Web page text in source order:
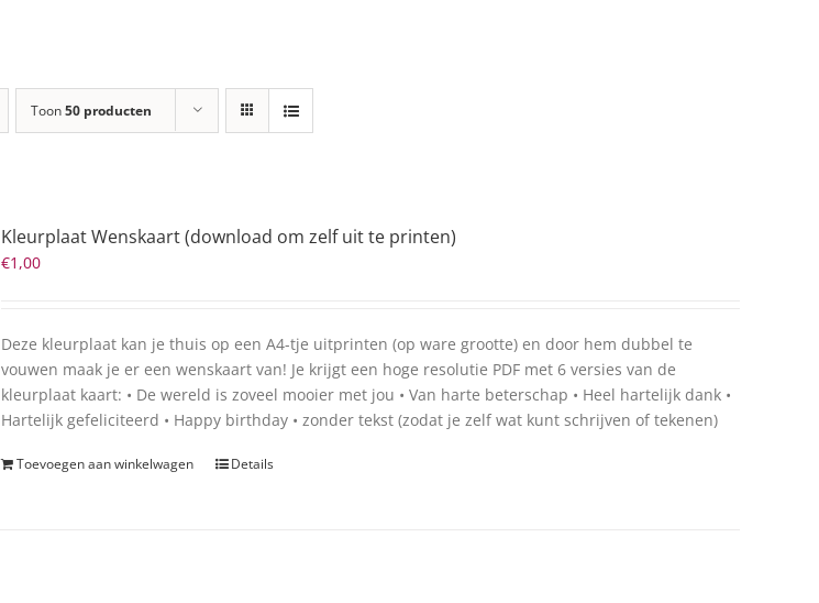
Toon50 producten
Kleurplaat Wenskaart (download om zelf uit te printen)
€1,00
Deze kleurplaat kan je thuis op een A4-tje uitprinten (op ware grootte) en door hem dubbel te
vouwen maak je er een wenskaart van! Je krijgt een hoge resolutie PDF met 6 versies van de
kleurplaat kaart: • De wereld is zoveel mooier met jou • Van harte beterschap • Heel hartelijk dank •
Hartelijk gefeliciteerd • Happy birthday • zonder tekst (zodat je zelf wat kunt schrijven of tekenen)
Toevoegen aan winkelwagen Details